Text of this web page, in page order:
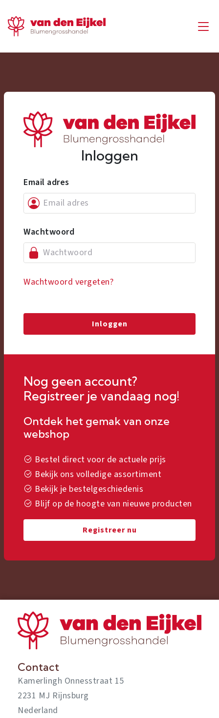
Inloggen
Email adres
Wachtwoord
Wachtwoord vergeten?
Inloggen
Nog geen account?
Registreer je vandaag nog!
Ontdek het gemak van onze
webshop
Bestel direct voor de actuele prijs
Bekijk ons volledige assortiment
Bekijk je bestelgeschiedenis
Blijf op de hoogte van nieuwe producten
Registreer nu
Contact
Kamerlingh Onnesstraat 15
2231 MJ Rijnsburg
Nederland